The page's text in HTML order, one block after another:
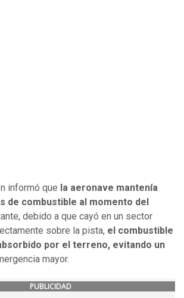
informó que la aeronave mantenía
de combustible al momento del
debido a que cayó en un sector
sobre la pista, el combustible
por el terreno, evitando un
mayor.
PUBLICIDAD